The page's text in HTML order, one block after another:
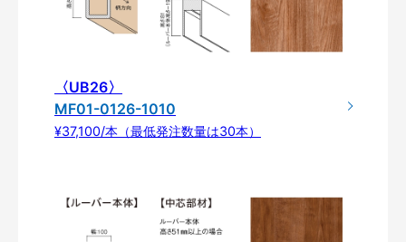
〈UB26〉
MF01-0126-1010
¥37,100/本（最低発注数量は30本）